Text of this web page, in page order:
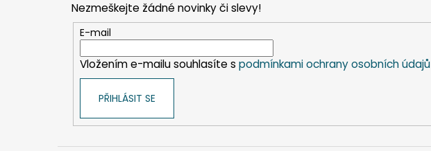
Nezmeškejte žádné novinky či slevy!
E-mail
Vložením e-mailu souhlasíte s podmínkami ochrany osobních údajů
PŘIHLÁSIT SE